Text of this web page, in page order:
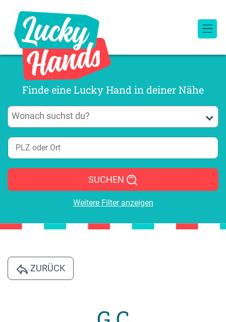
Finde eine Lucky Hand in deiner Nähe
SUCHEN
Weitere Filter anzeigen
ZURÜCK